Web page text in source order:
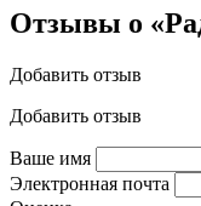
Отзывы о
Добавить отзыв
Добавить отзыв
Ваше имя
Электронная почта